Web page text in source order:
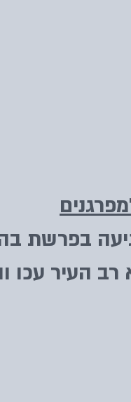
בפרשת
העיר עכו